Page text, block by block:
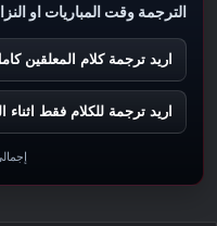
الترجمة وقت المباريات او
اريد ترجمة كلام المعلقين
اريد ترجمة للكلام فقط اثناء